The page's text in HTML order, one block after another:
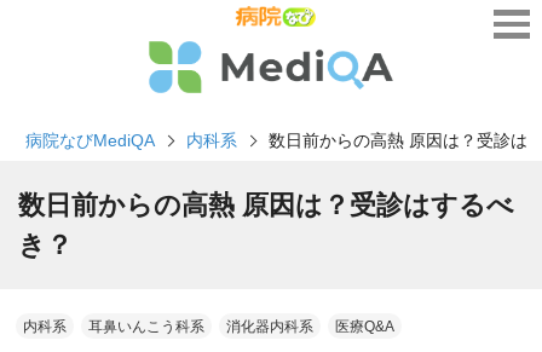
病院なびMediQA 内科系 数日前からの高熱 原因は？受診は
数日前からの高熱 原因は？受診はするべ
き？
内科系 耳鼻いんこう科系 消化器内科系 医療Q&A